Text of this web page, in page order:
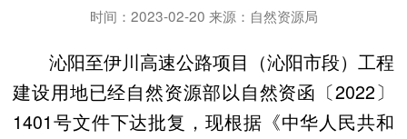
时间：2023-02-20 来源：自然资源局
沁阳至伊川高速公路项目（沁阳市段）工程
建设用地已经自然资源部以自然资函〔2022〕
1401号文件下达批复，现根据《中华人民共和